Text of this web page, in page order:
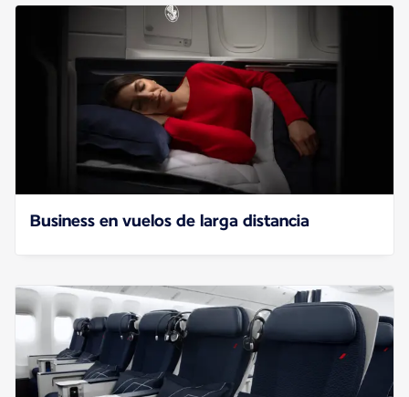
Business en vuelos de larga distancia